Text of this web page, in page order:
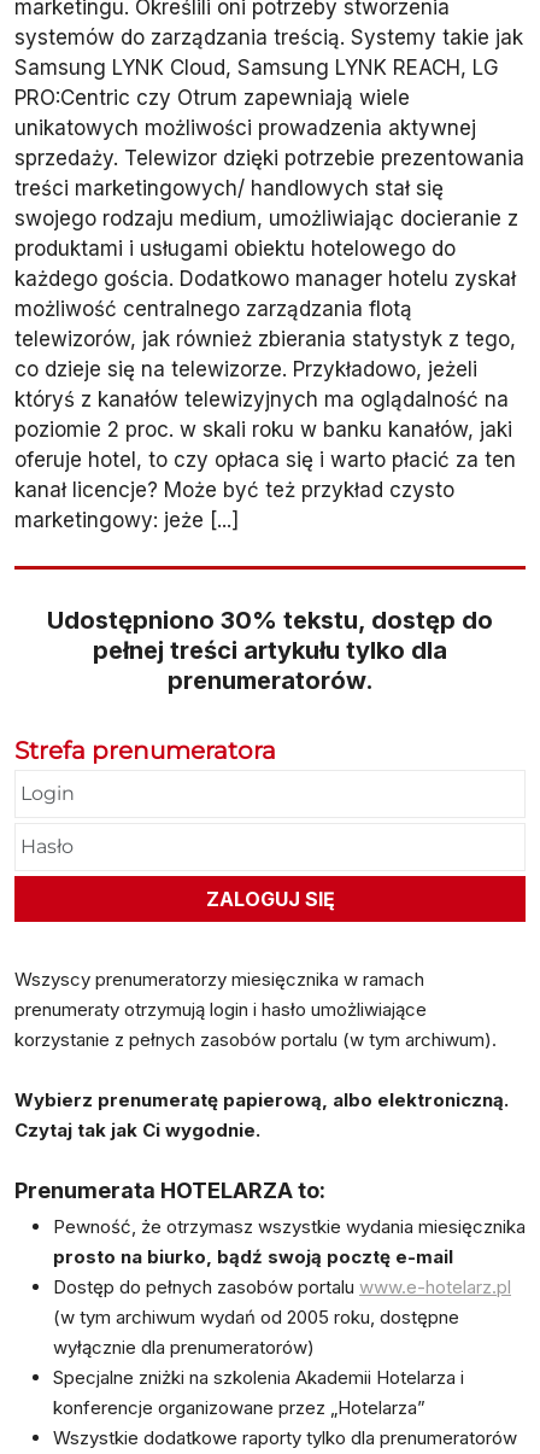
marketingu. Określili oni potrzeby stworzenia
systemów do zarządzania treścią. Systemy takie jak
Samsung LYNK Cloud, Samsung LYNK REACH, LG
PRO:Centric czy Otrum zapewniają wiele
unikatowych możliwości prowadzenia aktywnej
sprzedaży. Telewizor dzięki potrzebie prezentowania
treści marketingowych/ handlowych stał się
swojego rodzaju medium, umożliwiając docieranie z
produktami i usługami obiektu hotelowego do
każdego gościa. Dodatkowo manager hotelu zyskał
możliwość centralnego zarządzania flotą
telewizorów, jak również zbierania statystyk z tego,
co dzieje się na telewizorze. Przykładowo, jeżeli
któryś z kanałów telewizyjnych ma oglądalność na
poziomie 2 proc. w skali roku w banku kanałów, jaki
oferuje hotel, to czy opłaca się i warto płacić za ten
kanał licencje? Może być też przykład czysto
marketingowy: jeże [...]
Udostępniono 30% tekstu, dostęp do
pełnej treści artykułu tylko dla
prenumeratorów.
Strefa prenumeratora
Wszyscy prenumeratorzy miesięcznika w ramach
prenumeraty otrzymują login i hasło umożliwiające
korzystanie z pełnych zasobów portalu (w tym archiwum).
Wybierz prenumeratę papierową, albo elektroniczną.
Czytaj tak jak Ci wygodnie.
Prenumerata HOTELARZA to:
Pewność, że otrzymasz wszystkie wydania miesięcznika
prosto na biurko, bądź swoją pocztę e-mail
Dostęp do pełnych zasobów portalu www.e-hotelarz.pl
(w tym archiwum wydań od 2005 roku, dostępne
wyłącznie dla prenumeratorów)
Specjalne zniżki na szkolenia Akademii Hotelarza i
konferencje organizowane przez „Hotelarza”
Wszystkie dodatkowe raporty tylko dla prenumeratorów